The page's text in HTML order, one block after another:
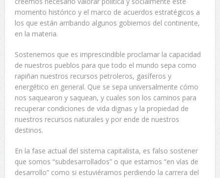
momento histórico y el marco de acuerdos estratégicos a
los que están arribando algunos gobiernos del continente,
en la materia.
Sostenemos que es imprescindible proclamar la capacidad
de nuestros pueblos para que todo el mundo sepa como
rapiñan nuestros recursos petroleros, gasíferos y
energético en general. Que se sepa universalmente cómo
nos saquearon y saquean, y cuales son los caminos para
recuperar condiciones de vida dignas y la propiedad de
nuestros recursos naturales y por ende de nuestros
destinos.
En la fase actual del sistema capitalista, es falso sostener
que somos “subdesarrollados” o que estamos “en vías de
desarrollo” como si estuviéramos perdiendo la carrera del